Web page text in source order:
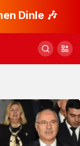
Dinle 🎶